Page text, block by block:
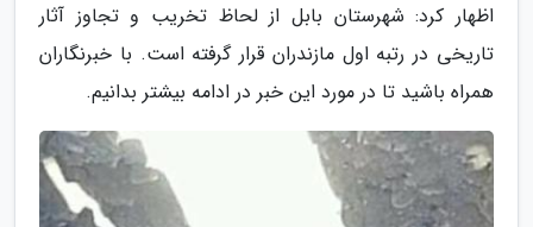
اظهار کرد: شهرستان بابل از لحاظ تخریب و تجاوز آثار
تاریخی در رتبه اول مازندران قرار گرفته است. با خبرنگاران
همراه باشید تا در مورد این خبر در ادامه بیشتر بدانیم.